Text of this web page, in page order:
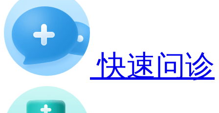
快速问诊